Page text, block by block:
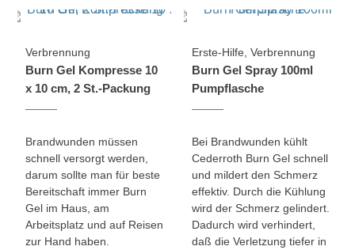
Verbrennung
Burn Gel Kompresse 10
x 10 cm, 2 St.-Packung
Brandwunden müssen
schnell versorgt werden,
darum sollte man für beste
Bereitschaft immer Burn
Gel im Haus, am
Arbeitsplatz und auf Reisen
zur Hand haben.
Erste-Hilfe Verbrennung
Burn Gel Spray 100ml
Pumpflasche
Bei Brandwunden kühlt
Cederroth Burn Gel schnell
und mildert den Schmerz
effektiv. Durch die Kühlung
wird der Schmerz gelindert.
Dadurch wird verhindert,
daß die Verletzung tiefer in